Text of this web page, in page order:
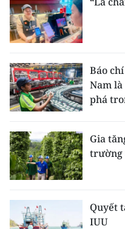
Báo
Nam
phá
Gia
trường
Quyết
IUU